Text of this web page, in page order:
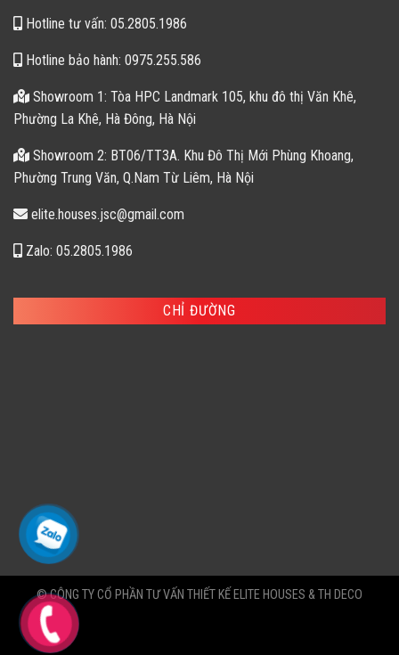
Hotline tư vấn: 05.2805.1986
Hotline bảo hành: 0975.255.586
Showroom 1: Tòa HPC Landmark 105, khu đô thị Văn Khê,
Phường La Khê, Hà Đông, Hà Nội
Showroom 2: BT06/TT3A. Khu Đô Thị Mới Phùng Khoang,
Phường Trung Văn, Q.Nam Từ Liêm, Hà Nội
elite.houses.jsc@gmail.com
Zalo: 05.2805.1986
CHỈ ĐƯỜNG
© CÔNG TY CỔ PHẦN TƯ VẤN THIẾT KẾ ELITE HOUSES & TH DECO